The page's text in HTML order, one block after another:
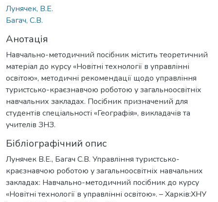
Лунячек, В.Е.
Багач, С.В.
Анотація
Навчально-методичний посібник містить теоретичний
матеріал до курсу «Новітні технології в управлінні
освітою», методичні рекомендації щодо управління
туристсько-краєзнавчою роботою у загальноосвітніх
навчальних закладах. Посібник призначений для
студентів спеціальності «Географія», викладачів та
учителів ЗНЗ.
Бібліографічний опис
Лунячек В.Е., Багач С.В. Управління туристсько-
краєзнавчою роботою у загальноосвітніх навчальних
закладах: Навчально-методичний посібник до курсу
«Новітні технології в управлінні освітою». – Харків:ХНУ